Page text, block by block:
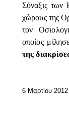
Σύναξις των
χώρους της
τον
οποίος
της
6 Μαρτίου 2012